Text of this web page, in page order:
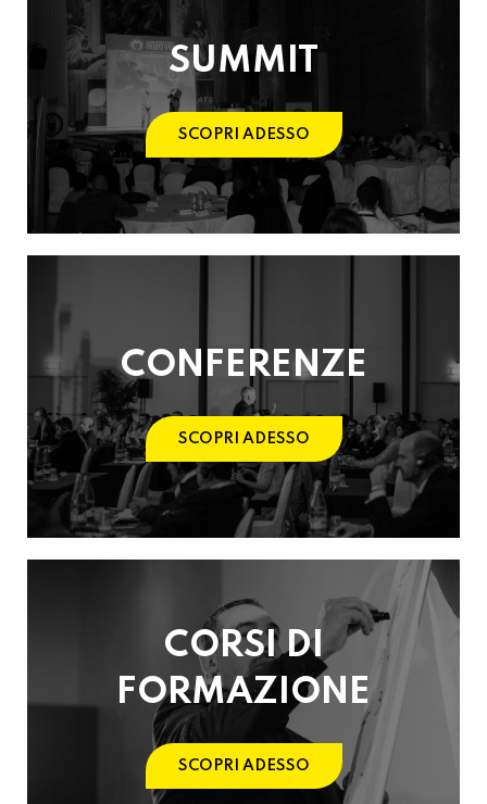
SUMMIT
SCOPRI ADESSO
CONFERENZE
SCOPRI ADESSO
CORSI DI
FORMAZIONE
SCOPRI ADESSO